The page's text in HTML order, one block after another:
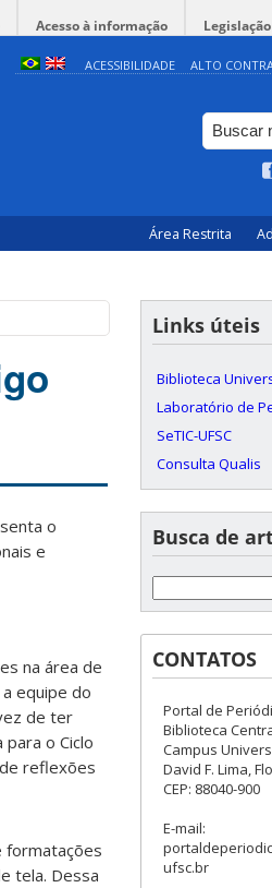
Acesso à informação Legislação
ACESSIBILIDADE ALTO
Área Restrita
o
e
na área de
equipe do
de ter
o Ciclo
reflexões
formatações
tela. Dessa
Links úteis
Biblioteca
Laboratório de
SeTIC-UFSC
Consulta Qualis
Busca de
CONTATOS
Portal de
Biblioteca
Campus
David F. Lima,
CEP: 88040-900
E-mail:
ufsc.br